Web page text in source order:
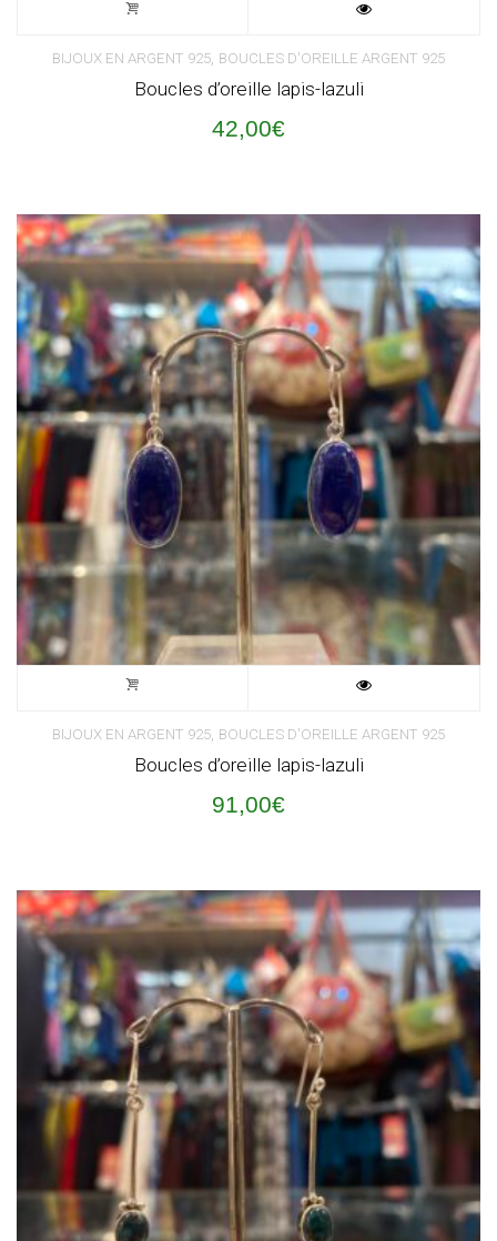
BIJOUX EN ARGENT 925, BOUCLES D'OREILLE ARGENT 925
Boucles d’oreille lapis-lazuli
42,00€
BIJOUX EN ARGENT 925, BOUCLES D'OREILLE ARGENT 925
Boucles d’oreille lapis-lazuli
91,00€